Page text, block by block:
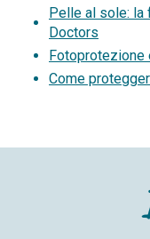
Pelle al sole:
Doctors
Come